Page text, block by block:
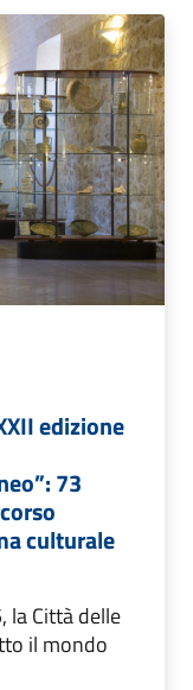
edizione
73
culturale
la Città delle
il mondo